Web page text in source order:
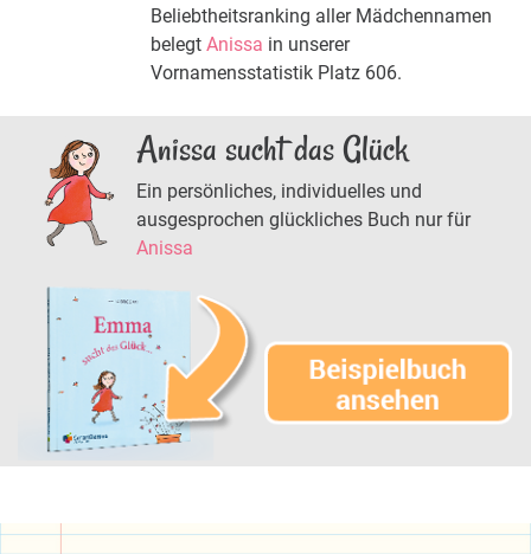
Beliebtheitsranking aller Mädchennamen
belegt Anissa in unserer
Vornamensstatistik Platz 606.
Anissa sucht das Glück
Ein persönliches, individuelles und
ausgesprochen glückliches Buch nur für
Anissa